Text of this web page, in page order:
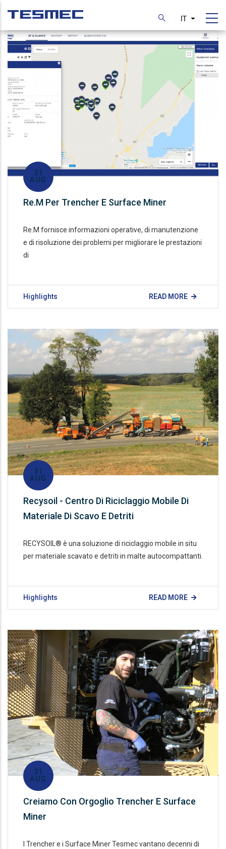
main
content
IT List
31
AUG
Re.M Per Trencher E Surface Miner
Re.M fornisce informazioni operative, di manutenzione
e di risoluzione dei problemi per migliorare le prestazioni
di
Highlights READ MORE
31
AUG
Recysoil - Centro Di Riciclaggio Mobile Di
Materiale Di Scavo E Detriti
RECYSOIL® è una soluzione di riciclaggio mobile in situ
per materiale scavato e detriti in malte autocompattanti.
Highlights READ MORE
31
AUG
Creiamo Con Orgoglio Trencher E Surface
Miner
I Trencher e i Surface Miner Tesmec vantano decenni di